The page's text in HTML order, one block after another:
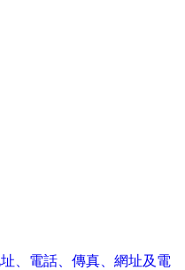
、電話、傳真、網址及電